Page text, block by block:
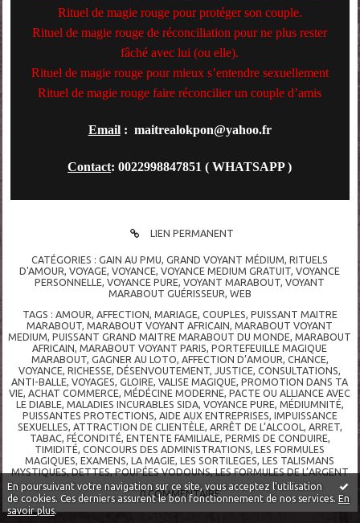
En poursuivant votre navigation sur ce site, vous acceptez l'utilisation
de cookies. Ces derniers assurent le bon fonctionnement de nos services. En
savoir plus.
Rituel de magie rouge pour protéger son couple.
Rituel de magie rouge de réconciliation pour ne plus rester
fâché avec lui (ou elle).
Rituel de magie rouge pour mieux s’entendre sexuellement
Rituel de magie rouge faire réconcilier un couple d’amis
Email: maitrealokpon@yahoo.fr
Contact: 0022998847851 ( WHATSAPP )
LIEN PERMANENT
CATÉGORIES :GAIN AU PMU ,GRAND VOYANT MÉDIUM ,RITUELS
D'AMOUR ,VOYAGE ,VOYANCE ,VOYANCE MEDIUM GRATUIT ,VOYANCE
PERSONNELLE ,VOYANCE PURE ,VOYANT MARABOUT ,VOYANT
MARABOUT GUÉRISSEUR WEB
TAGS : AMOUR, AFFECTION, MARIAGE, COUPLES, PUISSANT MAITRE
MARABOUT,MARABOUT VOYANT AFRICAIN,MARABOUT VOYANT
MEDIUM,PUISSANT GRAND MAITRE MARABOUT DU MONDE,MARABOUT
AFRICAIN,MARABOUT VOYANT PARIS,PORTEFEUILLE MAGIQUE
MARABOUT, GAGNER AU LOTO, AFFECTION D’AMOUR, CHANCE,
VOYANCE,RICHESSE,DÉSENVOUTEMENT,JUSTICE,CONSULTATIONS,
ANTI-BALLE,VOYAGES,GLOIRE,VALISE MAGIQUE,PROMOTION DANS TA
VIE,ACHAT COMMERCE,MÉDÉCINE MODERNE,PACTE OU ALLIANCE AVEC
LE DIABLE, MALADIES INCURABLES SIDA, VOYANCE PURE, MÉDIUMNITÉ,
PUISSANTES PROTECTIONS, AIDE AUX ENTREPRISES, IMPUISSANCE
SEXUELLES, ATTRACTION DE CLIENTÈLE, ARRÊT DE L’ALCOOL , ARRET,
TABAC, FÉCONDITÉ, ENTENTE FAMILIALE, PERMIS DE CONDUIRE,
TIMIDITÉ,CONCOURS DES ADMINISTRATIONS,LES FORMULES
MAGIQUES,EXAMENS,LA MAGIE,LES SORTILEGES,LES TALISMANS
MYSTIQUES,DETTES,POUPÉES VODOUNS,LES FORMULES DE L’ARGENT
0 COMMENTAIRE